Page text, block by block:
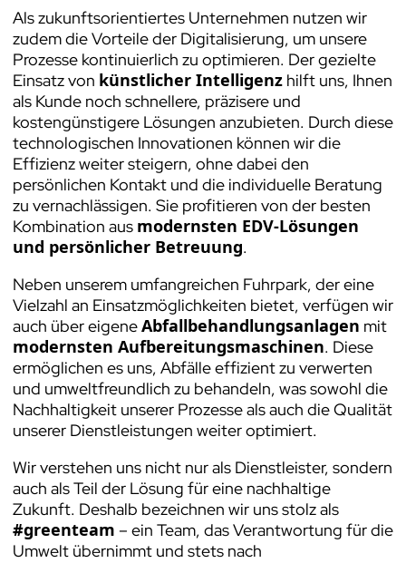
Als zukunftsorientiertes Unternehmen nutzen wir
zudem die Vorteile der Digitalisierung, um unsere
Prozesse kontinuierlich zu optimieren. Der gezielte
Einsatz von künstlicher Intelligenzhilft uns, Ihnen
als Kunde noch schnellere, präzisere und
kostengünstigere Lösungen anzubieten. Durch diese
technologischen Innovationen können wir die
Effizienz weiter steigern, ohne dabei den
persönlichen Kontakt und die individuelle Beratung
zu vernachlässigen. Sie profitieren von der besten
Kombination aus modernsten EDV-Lösungen
und persönlicher Betreuung.
Neben unserem umfangreichen Fuhrpark, der eine
Vielzahl an Einsatzmöglichkeiten bietet, verfügen wir
auch über eigeneAbfallbehandlungsanlagen mit
modernsten Aufbereitungsmaschinen. Diese
ermöglichen es uns, Abfälle effizient zu verwerten
und umweltfreundlich zu behandeln, was sowohl die
Nachhaltigkeit unserer Prozesse als auch die Qualität
unserer Dienstleistungen weiter optimiert.
Wir verstehen uns nicht nur als Dienstleister, sondern
auch als Teil der Lösung für eine nachhaltige
Zukunft. Deshalb bezeichnen wir uns stolz als
#greenteam – ein Team, das Verantwortung für die
Umwelt übernimmt und stets nach